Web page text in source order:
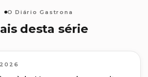
O Diário Gastrona
desta série